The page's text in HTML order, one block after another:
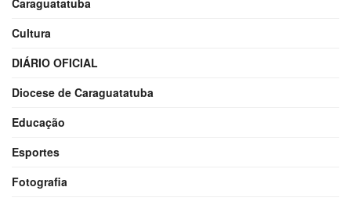
Cultura
DIÁRIO OFICIAL
Diocese de Caraguatatuba
Educação
Esportes
Fotografia